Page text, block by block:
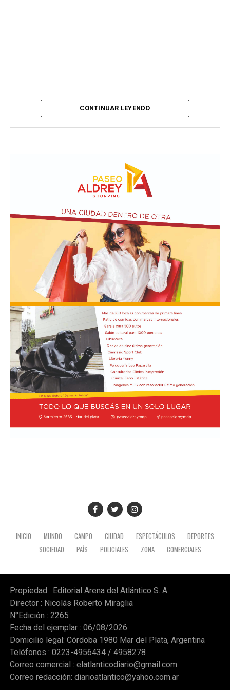
CONTINUAR LEYENDO
INICIO MUNDO CAMPO CIUDAD ESPECTÁCULOS
DEPORTES
SOCIEDAD
PAÍS POLICIALES ZONA COMERCIALES
Propiedad : Editorial Arena del Atlántico S. A.
Director : Nicolás Roberto Miraglia
N°Edición : 2265
Fecha del ejemplar : 06/08/2026
Domicilio legal: Córdoba 1980 Mar del Plata, Argentina
Teléfonos : 0223-4956434 / 4958278
Correo comercial : elatlanticodiario@gmail.com
Correo redacción: diarioatlantico@yahoo.com.ar